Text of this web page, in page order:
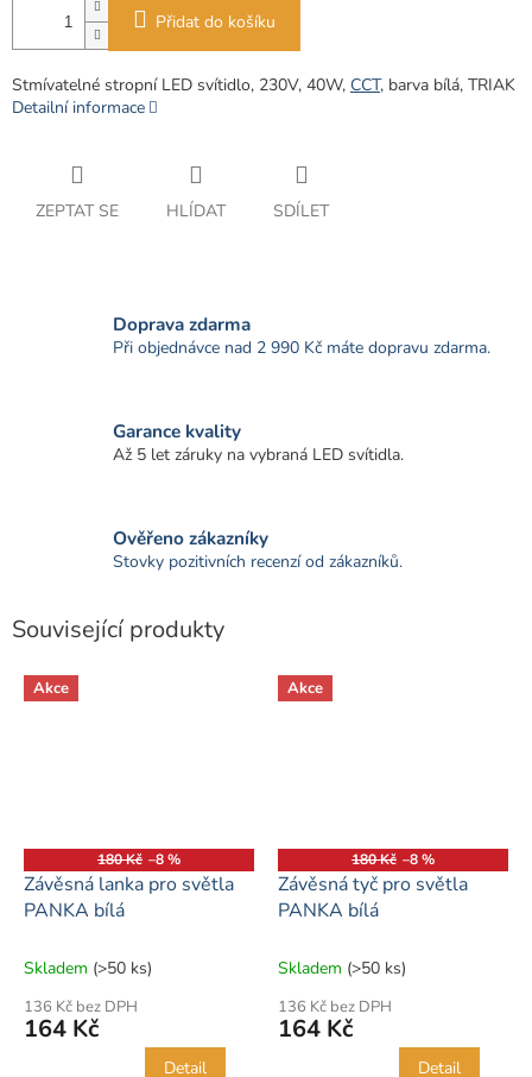
Přidat do košíku
Stmívatelné stropní LED svítidlo, 230V, 40W, CCT, barva bílá, TRIAK
Detailní informace
ZEPTAT SE HLÍDAT SDÍLET
Doprava zdarma
Při objednávce nad 2 990 Kč máte dopravu zdarma.
Garance kvality
Až 5 let záruky na vybraná LED svítidla.
Ověřeno zákazníky
Stovky pozitivních recenzí od zákazníků.
Související produkty
Akce
180 Kč –8 %
Závěsná lanka pro světla
PANKA bílá
Skladem (>50 ks)
136 Kč bez DPH
164 Kč
Detail
Akce
180 Kč –8 %
Závěsná tyč pro světla
PANKA bílá
Skladem (>50 ks)
136 Kč bez DPH
164 Kč
Detail